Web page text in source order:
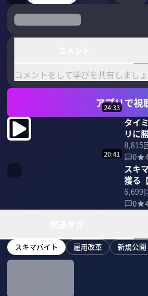
コメントをして学びを共有しまし
アプリで視
24:33
タイ
リに
表 小
8,815
0
20:41
スキ
獲る
6,699
0
スキマバイト 雇用改革 新規公開